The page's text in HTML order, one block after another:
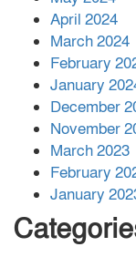
April 2024
March 2024
February
January
December
November
March 2023
February
January